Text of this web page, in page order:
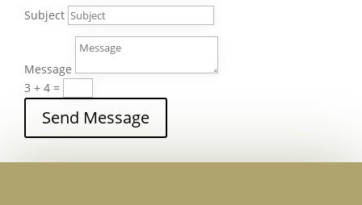
Subject
Message
3 + 4 =
Send Message